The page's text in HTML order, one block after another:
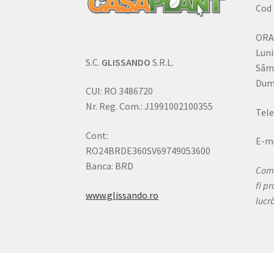
S.C. GLISSANDO S.R.L.
CUI: RO 3486720
Nr. Reg. Com.: J1991002100355
Cont:
RO24BRDE360SV69749053600
Banca: BRD
www.glissando.ro
E-
fi